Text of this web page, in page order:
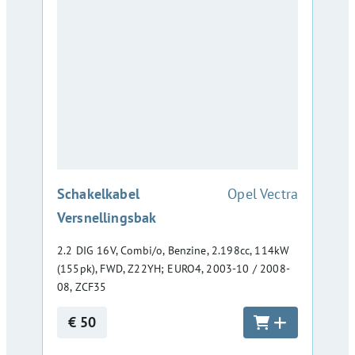
Schakelkabel
Versnellingsbak
:Opel Vectra
2.2 DIG 16V, Combi/o, Benzine, 2.198cc, 114kW
(155pk), FWD, Z22YH; EURO4, 2003-10 / 2008-
08, ZCF35
€ 50